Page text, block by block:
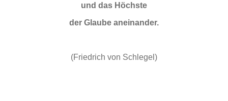
und das Höchste
der Glaube aneinander.
(Friedrich von Schlegel)